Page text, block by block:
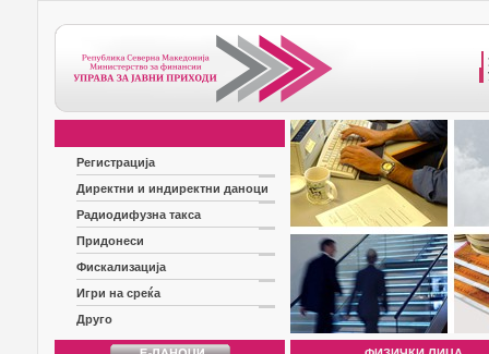
Регистрација
Директни и индиректни даноци
Радиодифузна такса
Придонеси
Фискализација
Игри на среќа
Друго